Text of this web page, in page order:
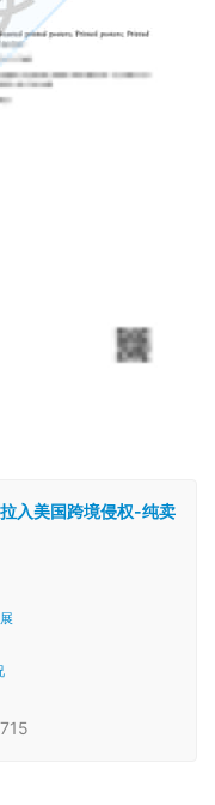
入美国跨境侵权-纯卖